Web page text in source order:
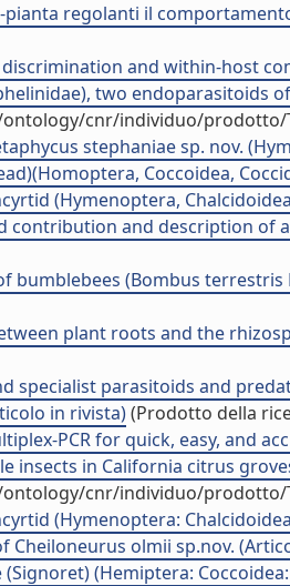
regolanti il
and within-host
two endoparasitoids
cnr/individuo/prodotto/
stephaniae sp. nov.
Coccoidea,
(Hymenoptera,
contribution and description of
bumblebees (Bombus
plant roots and the
specialist parasitoids and
in rivista)(Prodotto della
PCR for quick, easy, and
insects in California citrus
cnr/individuo/prodotto/
(Hymenoptera:
Cheiloneurus olmii sp.nov.
(Signoret) (Hemiptera: